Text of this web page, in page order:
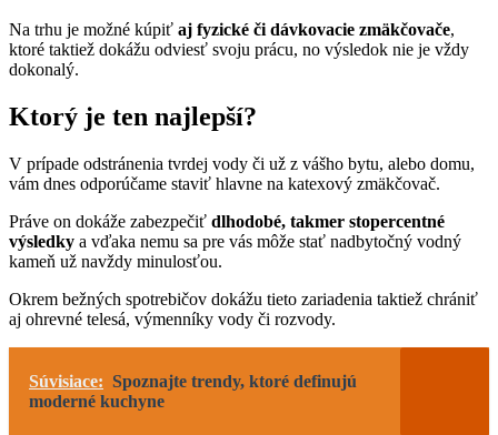
Na trhu je možné kúpiť aj fyzické či dávkovacie zmäkčovače,
ktoré taktiež dokážu odviesť svoju prácu, no výsledok nie je vždy
dokonalý.
Ktorý je ten najlepší?
V prípade odstránenia tvrdej vody či už z vášho bytu, alebo domu,
vám dnes odporúčame staviť hlavne na katexový zmäkčovač.
Práve on dokáže zabezpečiť dlhodobé, takmer stopercentné
výsledky a vďaka nemu sa pre vás môže stať nadbytočný vodný
kameň už navždy minulosťou.
Okrem bežných spotrebičov dokážu tieto zariadenia taktiež chrániť
aj ohrevné telesá, výmenníky vody či rozvody.
Súvisiace: Spoznajte trendy, ktoré definujú
moderné kuchyne